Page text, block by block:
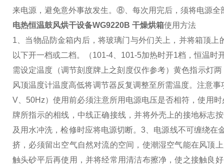
来电源，避免意外事故发生。 ⑧、每次用完后，须将电源全
电热恒温鼓风烘干设备WG9220B 干燥烘箱使用方法
1、当物品防金箱内后，将玻璃门与外们关上，并将箱顶上
以下开一档或二档。（101-4、101-5加热时开1档，恒温时
需设定温度（调节刻度牌上之刻度仅作参考）黄色指示灯
风顶温度计温度高低将调节器反复调整至所需温度。注意事
V、50Hz）使用前必须注意所用电源电压是否相符，使用
牌所指示的相线，中线正确接线，并将外壳上的接地标志
及用水冲洗，检修时应将电源切断。3、电源线不可缠绕在
挤，必须留出空气自然对流的空间，使潮湿空气能在风顶
触头砂平后再使用，并将经常用清洁布擦净，使之接触良